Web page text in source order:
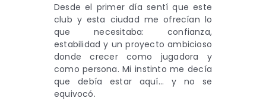
Desde el primer día sentí que este
club y esta ciudad me ofrecían lo
que necesitaba: confianza,
estabilidad y un proyecto ambicioso
donde crecer como jugadora y
como persona. Mi instinto me decía
que debía estar aquí… y no se
equivocó.